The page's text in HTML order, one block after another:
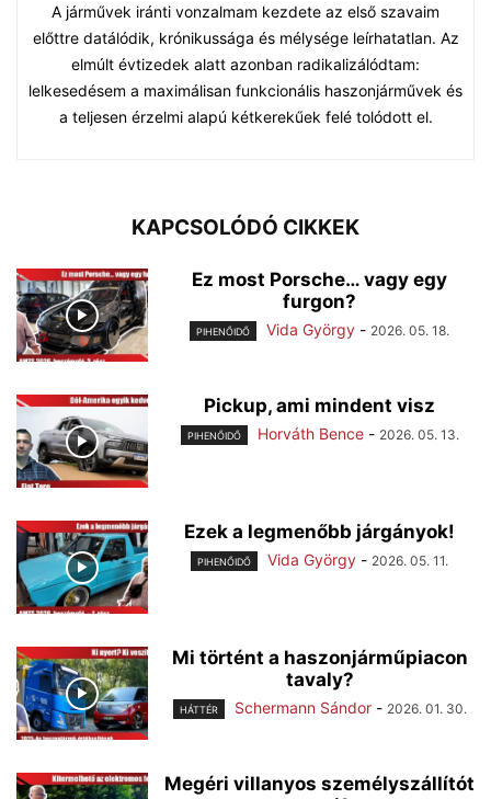
A járművek iránti vonzalmam kezdete az első szavaim
előttre datálódik, krónikussága és mélysége leírhatatlan. Az
elmúlt évtizedek alatt azonban radikalizálódtam:
lelkesedésem a maximálisan funkcionális haszonjárművek és
a teljesen érzelmi alapú kétkerekűek felé tolódott el.
KAPCSOLÓDÓ CIKKEK
Ez most Porsche… vagy egy
furgon?
PIHENŐIDŐ Vida György - 2026. 05. 18.
Pickup, ami mindent visz
PIHENŐIDŐ Horváth Bence - 2026. 05. 13.
Ezek a legmenőbb járgányok!
PIHENŐIDŐ Vida György - 2026. 05. 11.
Mi történt a haszonjárműpiacon
tavaly?
HÁTTÉR Schermann Sándor - 2026. 01. 30.
Megéri villanyos személyszállítót